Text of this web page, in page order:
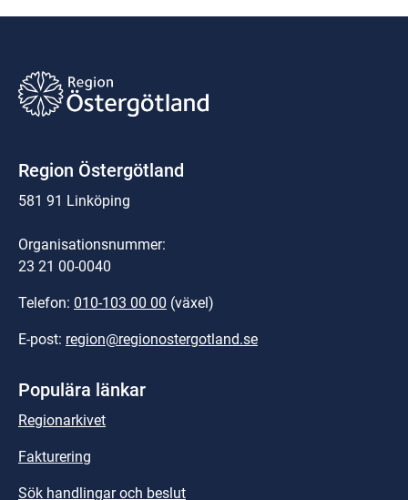
Region Östergötland
581 91 Linköping
Organisationsnummer:
23 21 00-0040
Telefon: 010-103 00 00 (växel)
E-post: region@regionostergotland.se
Populära länkar
Regionarkivet
Fakturering
Sök handlingar och beslut